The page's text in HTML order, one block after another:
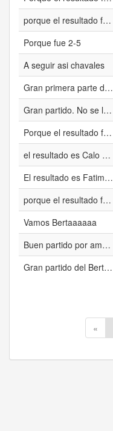
porque el resultado fue 6-1
Porque fue 2-5
A seguir asi chavales
Gran primera parte del Berta
Gran partido. No se le puede pedir mas a estos chavales
Porque el resultado fue 4-2
el resultado es Calo 3-8 Negreira
El resultado es Fatima 1- 4 Burgo Nacion
porque el resultado fue Xuv. Oroso 20 - 0 VillestroC
Vamos Bertaaaaaa
Buen partido por ambos equipos
Gran partido del Berta. Merecieron mucho mas
«